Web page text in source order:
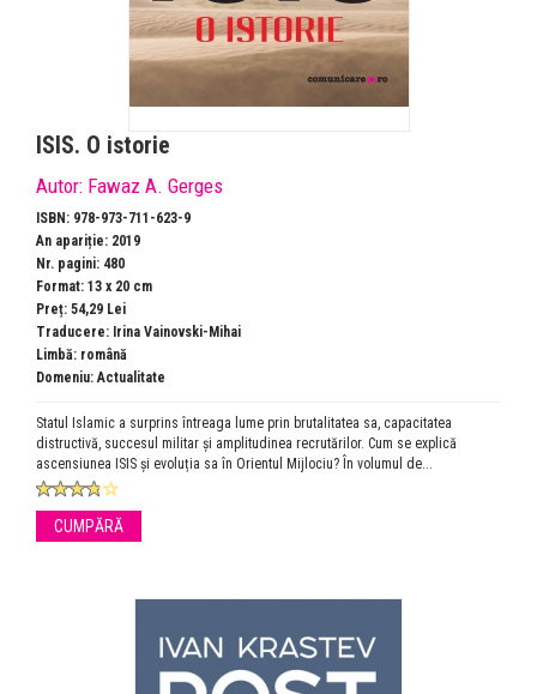
ISIS. O istorie
Autor: Fawaz A. Gerges
ISBN: 978-973-711-623-9
An apariție: 2019
Nr. pagini: 480
Format: 13 x 20 cm
Preț: 54,29 Lei
Traducere: Irina Vainovski-Mihai
Limbă: română
Domeniu: Actualitate
Statul Islamic a surprins întreaga lume prin brutalitatea sa, capacitatea
distructivă, succesul militar și amplitudinea recrutărilor. Cum se explică
ascensiunea ISIS și evoluția sa în Orientul Mijlociu? În volumul de...
CUMPĂRĂ